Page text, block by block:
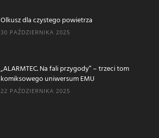
Olkusz dla czystego powietrza
30 PAŹDZIERNIKA 2025
„ALARMTEC. Na fali przygody” – trzeci tom
komiksowego uniwersum EMU
22 PAŹDZIERNIKA 2025